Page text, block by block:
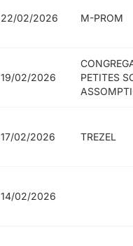
22/02/2026 M-PROM
19/02/2026
PETITES
17/02/2026 TREZEL
14/02/2026